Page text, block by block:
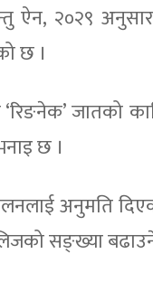
ऐन, २०२९
छ ।
जातको
छ ।
अनुमति
सङ्ख्या